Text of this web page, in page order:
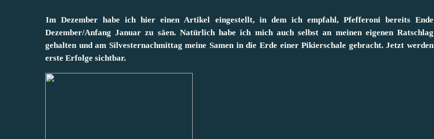
Im Dezember habe ich hier einen Artikel eingestellt, in dem ich empfahl, Pfefferoni bereits Ende
Dezember/Anfang Januar zu säen. Natürlich habe ich mich auch selbst an meinen eigenen Ratschlag
gehalten und am Silvesternachmittag meine Samen in die Erde einer Pikierschale gebracht. Jetzt werden
erste Erfolge sichtbar.